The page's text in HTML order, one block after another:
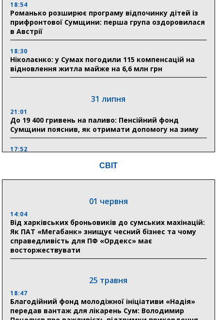
18:54
Романько розширює програму відпочинку дітей із
прифронтової Сумщини: перша група оздоровилася
в Австрії
18:30
Ніколаєнко: у Сумах погодили 115 компенсацій на
відновлення житла майже на 6,6 млн грн
31 липня
21:01
До 19 400 гривень на паливо: Пенсійний фонд
Сумщини пояснив, як отримати допомогу на зиму
17:52
Пенсійному фонді Сумщини пояснили, що робити
Артем Кобзар вручив родинам 20 полеглих Героїв
відзнаки «Почесного громадянина міста Суми»
30 липня
18:33
Олексій Романько долучився до обговорення Плану
стійкості Сумщини з Прем’єр-міністром
СВІТ
01 червня
14:04
Від харківських броньовиків до сумських махінацій:
Як ПАТ «Мегабанк» знищує чесний бізнес та чому
справедливість для ПФ «Ордекс» має
восторжествувати
25 травня
18:47
Благодійний фонд молодіжної ініціативи «Надія»
передав вантаж для лікарень Сум: Володимир